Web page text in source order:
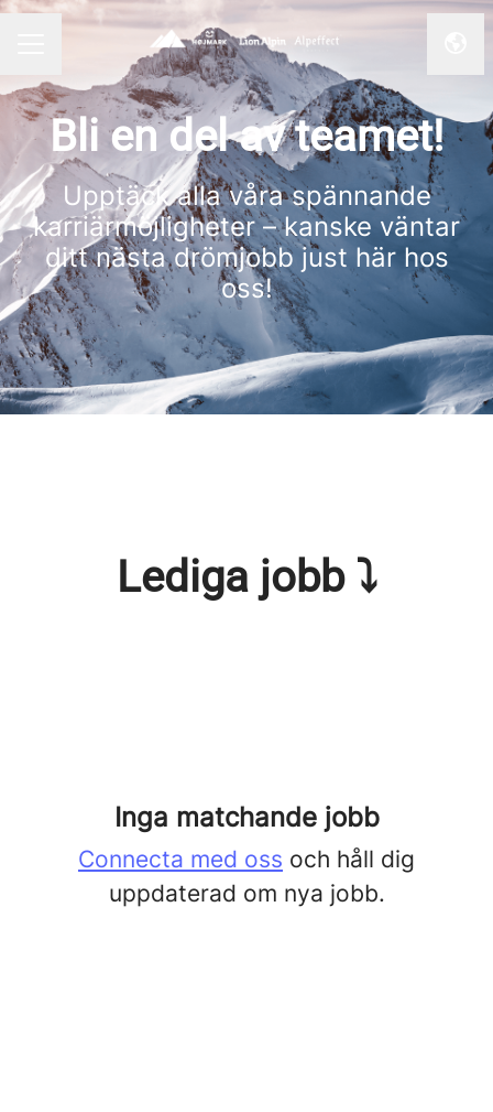
Bli en del av teamet!
Upptäck alla våra spännande
karriärmöjligheter – kanske väntar
ditt nästa drömjobb just här hos
oss!
Lediga jobb ⤵
Inga matchande jobb
Connecta med oss och håll dig
uppdaterad om nya jobb.